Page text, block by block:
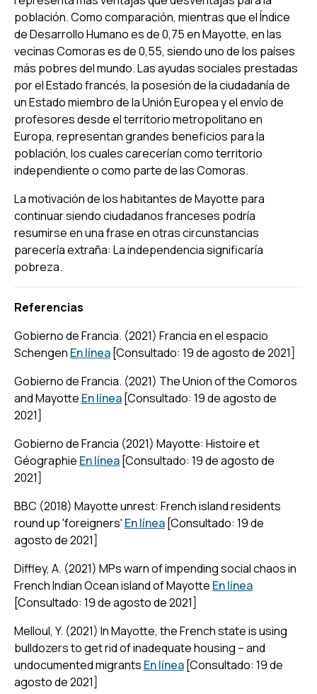
población. Como comparación, mientras que el Índice
de Desarrollo Humano es de 0,75 en Mayotte, en las
vecinas Comoras es de 0,55, siendo uno de los países
más pobres del mundo. Las ayudas sociales prestadas
por el Estado francés, la posesión de la ciudadanía de
un Estado miembro de la Unión Europea y el envío de
profesores desde el territorio metropolitano en
Europa, representan grandes beneficios para la
población, los cuales carecerían como territorio
independiente o como parte de las Comoras.
La motivación de los habitantes de Mayotte para
continuar siendo ciudadanos franceses podría
resumirse en una frase en otras circunstancias
parecería extraña: La independencia significaría
pobreza.
Referencias
Gobierno de Francia. (2021) Francia en el espacio
Schengen En línea[Consultado: 19 de agosto de 2021]
Gobierno de Francia. (2021) The Union of the Comoros
and Mayotte En línea[Consultado: 19 de agosto de
2021]
Gobierno de Francia (2021) Mayotte: Histoire et
Géographie En línea[Consultado: 19 de agosto de
2021]
BBC (2018) Mayotte unrest: French island residents
round up 'foreigners' En línea[Consultado: 19 de
agosto de 2021]
Diffley, A. (2021) MPs warn of impending social chaos in
French Indian Ocean island of Mayotte En línea
[Consultado: 19 de agosto de 2021]
Melloul, Y. (2021) In Mayotte, the French state is using
bulldozers to get rid of inadequate housing – and
undocumented migrants En línea[Consultado: 19 de
agosto de 2021]